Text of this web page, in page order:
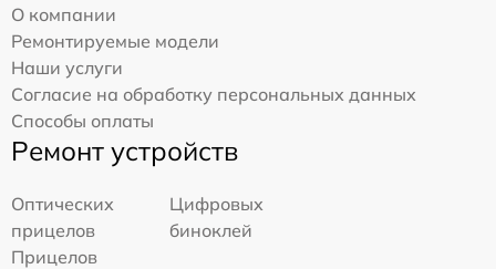
О компании
Ремонтируемые модели
Наши услуги
Согласие на обработку персональных данных
Способы оплаты
Ремонт устройств
Оптических
прицелов
Цифровых
биноклей
Прицелов